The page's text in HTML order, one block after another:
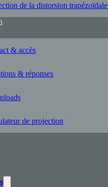
de la distorsion trapézoïdale
& accès
& réponses
de projection